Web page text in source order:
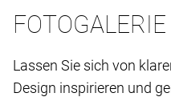
Lassen Sie sich von
Design inspirieren und